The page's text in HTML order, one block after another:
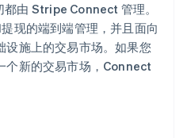
由 Stripe Connect 管理。
现的端到端管理，并且面向
施上的交易市场。如果您
个新的交易市场，Connect